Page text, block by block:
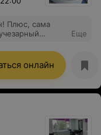
Плюс, сама
Еще
онлайн